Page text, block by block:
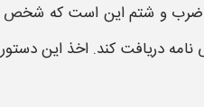
ضرب و شتماین است که شخص
نامه دریافت کند. اخذ این